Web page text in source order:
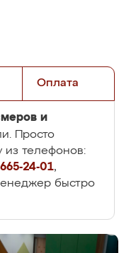
Оплата
и
Просто
из телефонов:
24-01,
быстро